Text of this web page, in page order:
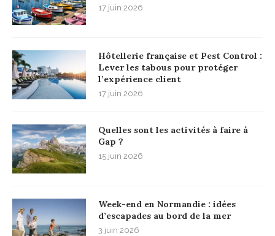
17 juin 2026
Hôtellerie française et Pest Control :
Lever les tabous pour protéger
l’expérience client
17 juin 2026
Quelles sont les activités à faire à
Gap ?
15 juin 2026
Week-end en Normandie : idées
d’escapades au bord de la mer
3 juin 2026